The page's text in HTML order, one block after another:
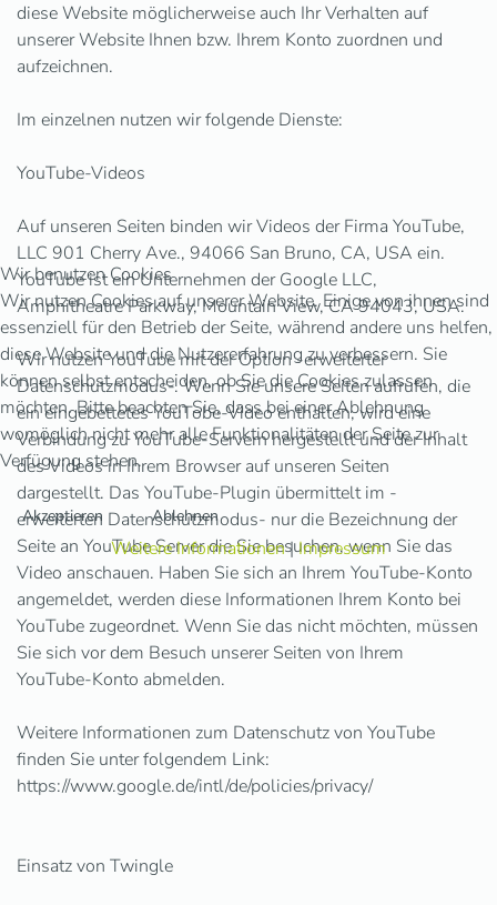
diese Website möglicherweise auch Ihr Verhalten auf
unserer Website Ihnen bzw. Ihrem Konto zuordnen und
aufzeichnen.
Im einzelnen nutzen wir folgende Dienste:
YouTube-Videos
Auf unseren Seiten binden wir Videos der Firma YouTube,
LLC 901 Cherry Ave., 94066 San Bruno, CA, USA ein.
YouTube ist ein Unternehmen der Google LLC,
Amphitheatre Parkway, Mountain View, CA 94043, USA.
Wir nutzen YouTube mit der Option -erweiterter
Datenschutzmodus-. Wenn Sie unsere Seiten aufrufen, die
ein eingebettetes YouTobe-Video enthalten, wird eine
Verbindung zu YouTube-Servern hergestellt und der Inhalt
des Videos in Ihrem Browser auf unseren Seiten
dargestellt. Das YouTube-Plugin übermittelt im -
erweiterten Datenschutzmodus- nur die Bezeichnung der
Seite an YouTube Server die Sie besuchen, wenn Sie das
Video anschauen. Haben Sie sich an Ihrem YouTube-Konto
angemeldet, werden diese Informationen Ihrem Konto bei
YouTube zugeordnet. Wenn Sie das nicht möchten, müssen
Sie sich vor dem Besuch unserer Seiten von Ihrem
YouTube-Konto abmelden.
Weitere Informationen zum Datenschutz von YouTube
finden Sie unter folgendem Link:
https://www.google.de/intl/de/policies/privacy/
Einsatz von Twingle
Wir benutzen Cookies
Wir nutzen Cookies auf unserer Website. Einige von ihnen sind
essenziell für den Betrieb der Seite, während andere uns helfen,
diese Website und die Nutzererfahrung zu verbessern. Sie
können selbst entscheiden, ob Sie die Cookies zulassen
möchten. Bitte beachten Sie, dass bei einer Ablehnung
womöglich nicht mehr alle Funktionalitäten der Seite zur
Verfügung stehen.
Akzeptieren Ablehnen
Weitere Informationen|Impressum